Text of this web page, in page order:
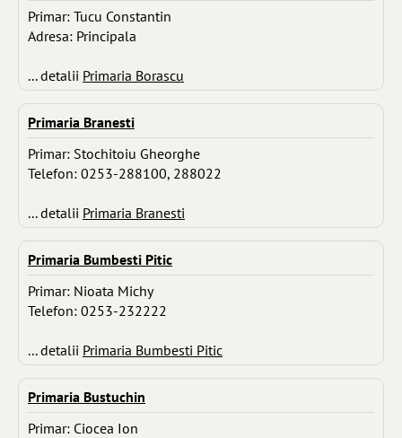
Primar: Tucu Constantin
Adresa: Principala
... detalii Primaria Borascu
Primaria Branesti
Primar: Stochitoiu Gheorghe
Telefon: 0253-288100, 288022
... detalii Primaria Branesti
Primaria Bumbesti Pitic
Primar: Nioata Michy
Telefon: 0253-232222
... detalii Primaria Bumbesti Pitic
Primaria Bustuchin
Primar: Ciocea Ion